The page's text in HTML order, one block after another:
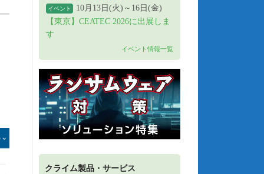
イベント
10月13日(火)～16日(金)
【東京】CEATEC 2026に出展しま
す
イベント情報一覧
クライム製品・サービス